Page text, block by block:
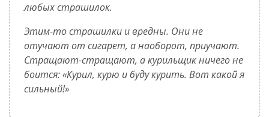
любых страшилок.
Этим-то страшилки и вредны. Они не
отучают от сигарет, а наоборот, приучают.
Стращают-стращают, а курильщик ничего не
боится: Курил, курю и буду курить. Вот какой я
сильный!